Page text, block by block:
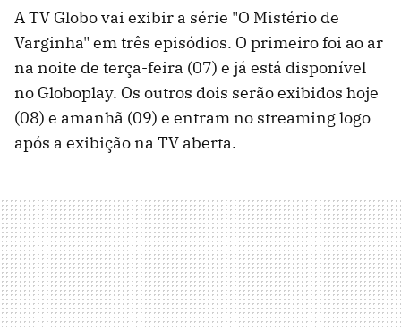
A TV Globo vai exibir a série "O Mistério de
Varginha" em três episódios. O primeiro foi ao ar
na noite de terça-feira (07) e já está disponível
no Globoplay. Os outros dois serão exibidos hoje
(08) e amanhã (09) e entram no streaming logo
após a exibição na TV aberta.